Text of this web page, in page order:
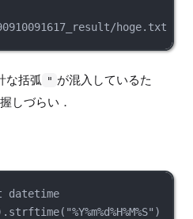
hoge.txt
な括弧 " が混入しているた
しづらい．
datetime